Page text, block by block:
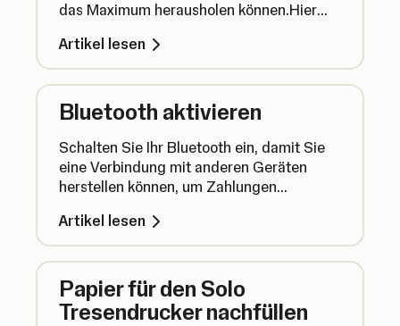
das Maximum herausholen können.Hier
Akkulaufzeit bis hin zur Aktualisierung
Ihres Kartenterminals.
Artikel lesen
Bluetooth aktivieren
Schalten Sie Ihr Bluetooth ein, damit Sie
eine Verbindung mit anderen Geräten
herstellen können, um Zahlungen
Artikel lesen
Papier für den Solo
Tresendrucker nachfüllen